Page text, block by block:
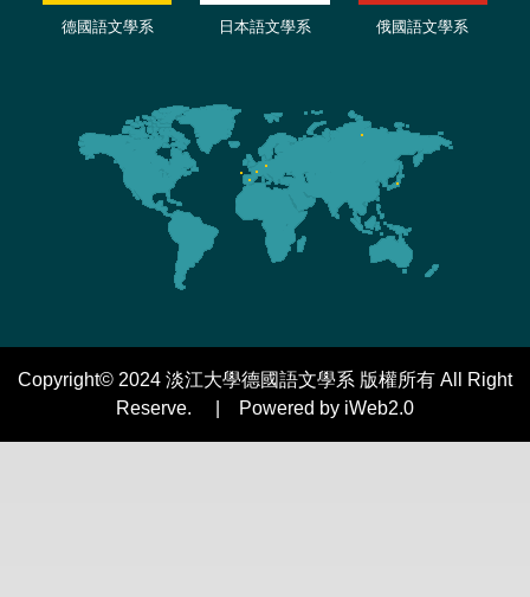
德國語文學系 日本語文學系 俄國語文學系
Copyright© 2024 淡江大學德國語文學系 版權所有 All Right
Reserve. | Powered by iWeb2.0